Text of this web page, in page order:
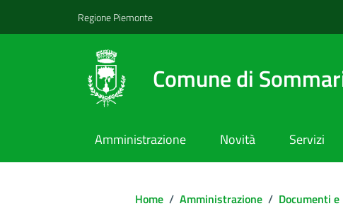
Regione Piemonte
Comune di
Amministrazione Novità Servizi
Home / Amministrazione / Documenti e